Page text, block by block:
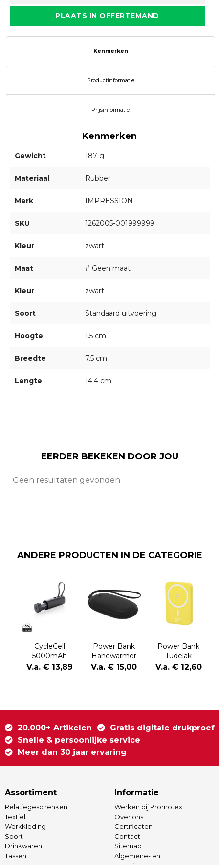
PLAATS IN OFFERTEMAND
Kenmerken
Productinformatie
Prijsinformatie
Kenmerken
Gewicht 187 g
Materiaal Rubber
Merk IMPRESSION
SKU 1262005-001999999
Kleur zwart
Maat # Geen maat
Kleur zwart
Soort Standaard uitvoering
Hoogte 1.5 cm
Breedte 7.5 cm
Lengte 14.4 cm
EERDER BEKEKEN DOOR JOU
Geen resultaten gevonden.
ANDERE PRODUCTEN IN DE CATEGORIE
CycleCell
5000mAh
powerbank met
verwijderbare
V.a. € 13,89
Power Bank
Handwarmer
Geax
V.a. € 15,00
Power Bank
Tudelak
V.a. € 12,60
20.000+ Artikelen
Gratis digitale drukproef
Snelle & persoonlijke service
Meer dan 30 jaar ervaring
Assortiment
Relatiegeschenken
Textiel
Werkkleding
Sport
Drinkwaren
Tassen
Informatie
Werken bij Promotex
Over ons
Certificaten
Contact
Sitemap
Algemene- en